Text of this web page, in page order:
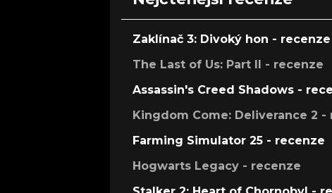
Zaklínač 3: Divoký hon - recenze
The Last of Us: Part II - recenze
Assassin's Creed Shadows -
Kingdom Come: Deliverance 2 -
Farming Simulator 25 - recenze
Hogwarts Legacy - recenze